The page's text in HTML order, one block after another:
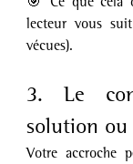
lecteur vous
vécues).
3. Le
solution ou
Votre accroche